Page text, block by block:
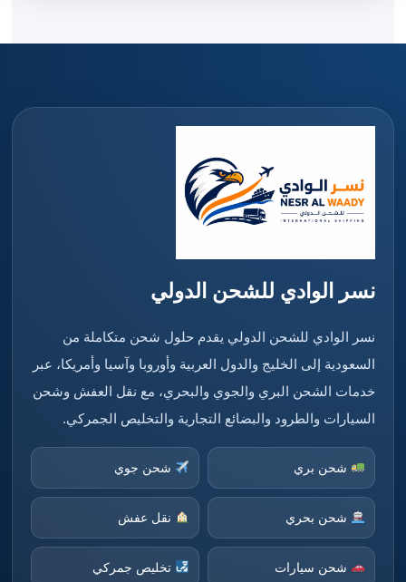
نسر الوادي للشحن الدولي
نسر الوادي للشحن الدولي يقدم حلول شحن متكاملة من
السعودية إلى الخليج والدول العربية وأوروبا وآسيا وأمريكا، عبر
خدمات الشحن البري والجوي والبحري، مع نقل العفش وشحن
السيارات والطرود والبضائع التجارية والتخليص الجمركي.
شحن بري شحن جوي
شحن بحري نقل عفش
شحن سيارات تخليص جمركي